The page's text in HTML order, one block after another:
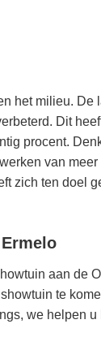
het milieu. De
Dit
procent.
van
zich ten doel
aan de
te
we helpen